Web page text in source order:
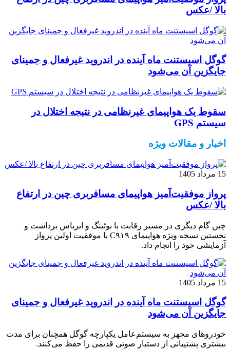
بالا /عکس
گوگل اسیستنت ماه آینده در اندروید غیرفعال و جمینای
جایگزین آن می‌شود
سقوط یک هواپیمای غیرنظامی در نتیجه اختلال در
سیستم‌ GPS
اخبار و مقالات ویژه
15 مرداد 1405
پرواز موفقیت‌آمیز هواپیمای مسافربری چین در ارتفاع
بالا /عکس
چین گام دیگری در مسیر رقابت با بوئینگ و ایرباس برداشت و
نخستین نسخه ویژه هواپیمای C۹۱۹ با موفقیت اولین پرواز
آزمایشی خود را انجام داد.
15 مرداد 1405
گوگل اسیستنت ماه آینده در اندروید غیرفعال و جمینای
جایگزین آن می‌شود
خودروهای مجهز به سیستم‌عامل یکپارچه گوگل همچنان برای مدت
بیشتری پشتیبانی از دستیار صوتی قدیمی را حفظ می‌کنند.